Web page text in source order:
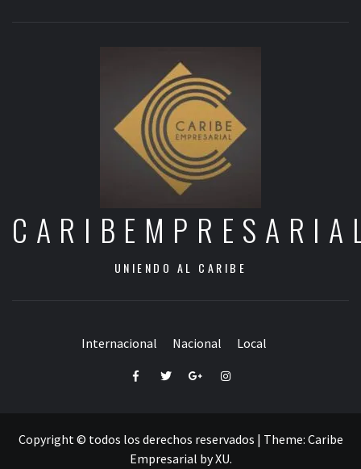
UNIENDO AL CARIBE
Internacional Nacional Local
FacebookTwitterGoogle+Instagram
Copyright © todos los derechos reservados | Theme: Caribe
Empresarial byXU.